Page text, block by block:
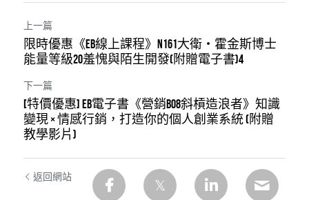
上一篇
限時優惠《EB線上課程》N161大衛・霍金斯博士
能量等級20羞愧與陌生開發(附贈電子書)4
下一篇
[特價優惠] EB電子書《營銷B08斜槓造浪者》知識
變現 × 情感行銷，打造你的個人創業系統 (附贈
教學影片)
返回網站